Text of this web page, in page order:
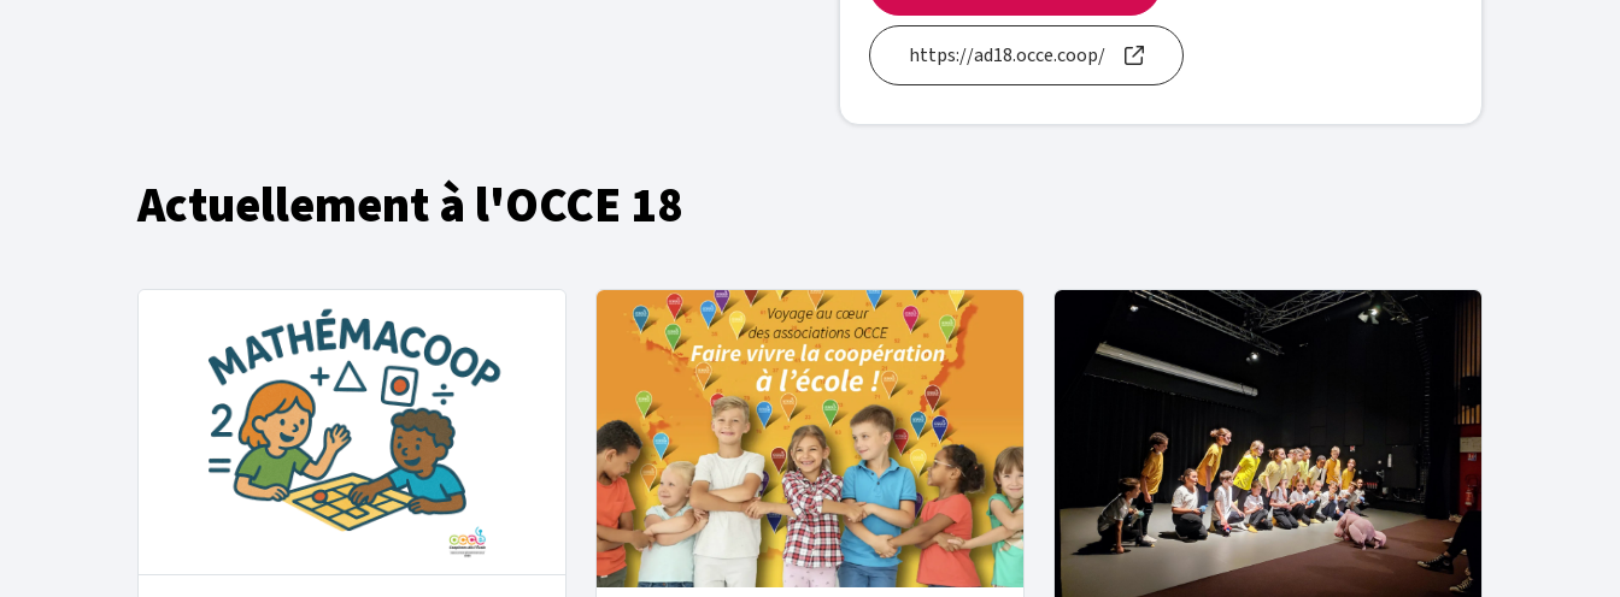
Visiter le site internet de l'OCCE 18
https://ad18.occe.coop/
Actuellement à l'OCCE 18